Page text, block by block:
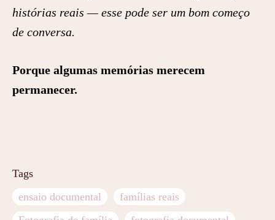
histórias reais — esse pode ser um bom começo
de conversa.
Porque algumas memórias merecem
permanecer.
Tags
ensaio documental
famílias reais